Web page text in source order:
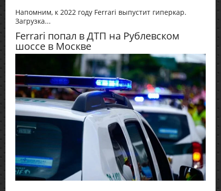
Напомним, к 2022 году Ferrari выпустит гиперкар.
Загрузка...
Ferrari попал в ДТП на Рублевском
шоссе в Москве